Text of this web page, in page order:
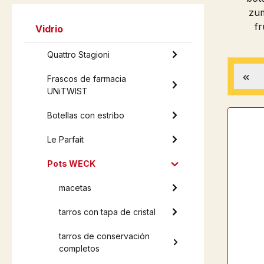
Vidrio
Quattro Stagioni
Frascos de farmacia
UNiTWIST
Botellas con estribo
Le Parfait
Pots WECK
macetas
tarros con tapa de cristal
tarros de conservación
completos